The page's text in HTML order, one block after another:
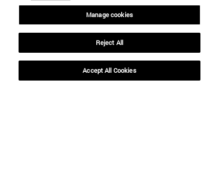
Manage cookies
Reject All
Accept All Cookies